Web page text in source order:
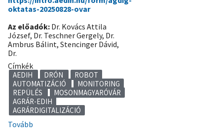
oktatas-20250828-ovar
Az előadók: Dr. Kovács Attila
József, Dr. Teschner Gergely, Dr.
Ambrus Bálint, Stencinger Dávid,
Dr.
Címkék
AEDIH DRÓN
ROBOT
AUTOMATIZÁCIÓ
MONITORING
REPÜLÉS
MOSONMAGYARÓVÁR
AGRÁR-EDIH
AGRÁRDIGITALIZÁCIÓ
Tovább